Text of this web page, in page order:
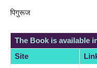
पिगुरूज
The Book is available
Site